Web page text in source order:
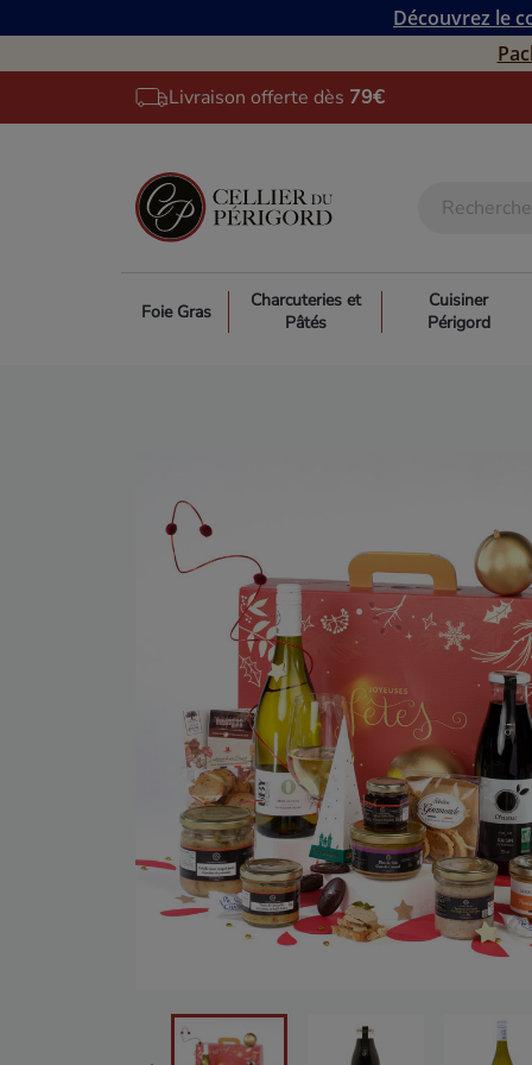
Découvrez le
Livraison offerte dès 79€
Foie Gras
Charcuteries et
Pâtés
Cuisiner
Périgord